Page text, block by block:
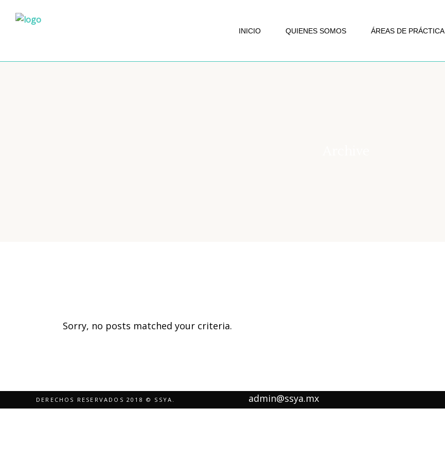
INICIO QUIENES SOMOS ÁREAS DE PRÁCTICA
Sorry, no posts matched your criteria.
DERECHOS RESERVADOS 2018 © SSYA. admin@ssya.mx